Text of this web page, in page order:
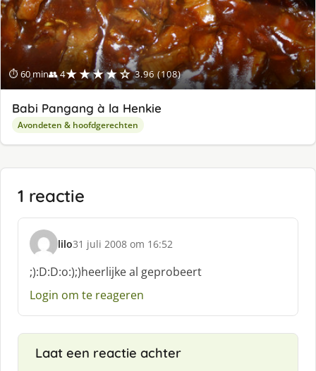
⏱ 60 min👥 4★★★★☆ 3.96 (108)
Babi Pangang à la Henkie
Avondeten & hoofdgerechten
1 reactie
lilo
s
c
h
r
31 juli 2008 om 16:52
;):D:D:o:);)heerlijke al geprobeert
Login om te reageren
Laat een reactie achter